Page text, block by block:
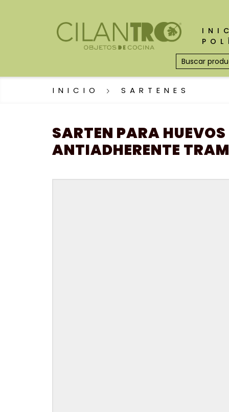
INICIO SARTENES
SARTEN PARA
ANTIADHERENTE